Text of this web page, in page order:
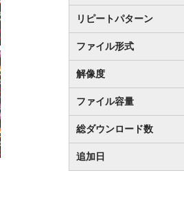
リピートパターン
ファイル形式
解像度
ファイル容量
総ダウンロード数
追加日